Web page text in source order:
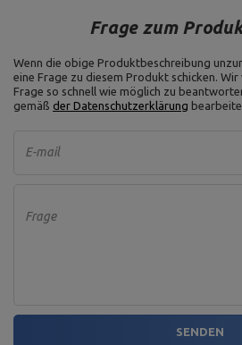
Frage zum
Wenn die obige Produktbeschreibung
eine Frage zu diesem Produkt schicken. Wir
Frage so schnell wie möglich zu
gemäß der Datenschutzerklärung
E-mail
Frage
SENDEN